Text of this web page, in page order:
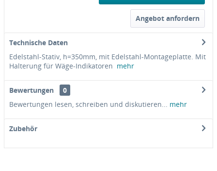
Angebot anfordern
Technische Daten
Edelstahl-Stativ, h=350mm, mit Edelstahl-Montageplatte. Mit
Halterung für Wäge-Indikatoren mehr
Bewertungen
0
Bewertungen lesen, schreiben und diskutieren...
mehr
Zubehör